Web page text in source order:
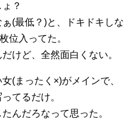
？
(最低？)と、ドキドキしな
位入ってた。
けど、全然面白くない。
(まったく×)がメインで、
てるだけ。
んだろなって思った。